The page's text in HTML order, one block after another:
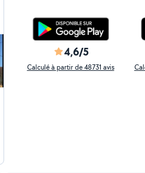
4,6/5
Calculé à partir de 48731 avis